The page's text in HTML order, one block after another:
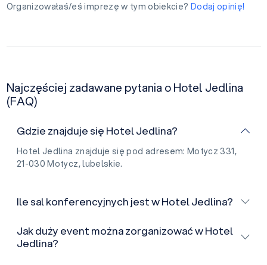
Organizowałaś/eś imprezę w tym obiekcie? Dodaj opinię!
Najczęściej zadawane pytania o Hotel Jedlina
(FAQ)
Gdzie znajduje się Hotel Jedlina?
Hotel Jedlina znajduje się pod adresem: Motycz 331,
21-030 Motycz, lubelskie.
Ile sal konferencyjnych jest w Hotel Jedlina?
Jak duży event można zorganizować w Hotel
Jedlina?